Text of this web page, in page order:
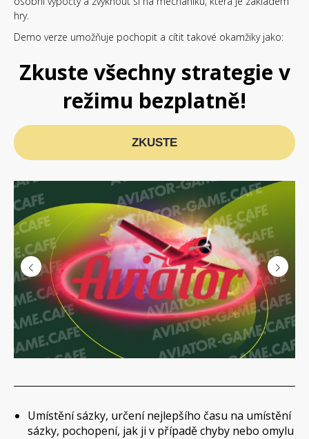
hry.
Demo verze umožňuje pochopit a cítit takové okamžiky jako:
Zkuste všechny strategie v
režimu bezplatně!
ZKUSTE
Umístění sázky, určení nejlepšího času na umístění
sázky, pochopení, jak ji v případě chyby nebo omylu